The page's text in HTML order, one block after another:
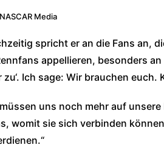
Media
spricht er an die Fans an,
appellieren, besonders
zu‘. Ich sage: Wir brauchen
müssen uns noch mehr auf
womit sie sich verbinden